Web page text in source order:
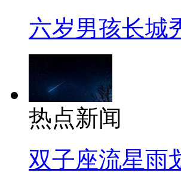
六岁男孩长城
热点新闻
双子座流星雨